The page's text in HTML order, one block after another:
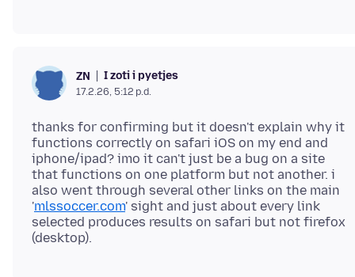
ZN I zoti i pyetjes
17.2.26, 5:12 p.d.
thanks for confirming but it doesn't explain why it
functions correctly on safari iOS on my end and
iphone/ipad? imo it can't just be a bug on a site
that functions on one platform but not another. i
also went through several other links on the main
'mlssoccer.com' sight and just about every link
selected produces results on safari but not firefox